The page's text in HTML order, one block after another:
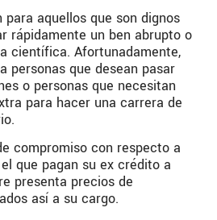
para aquellos que son dignos
rápidamente un ben abrupto o
científica. Afortunadamente,
personas que desean pasar
o personas que necesitan
para hacer una carrera de
compromiso con respecto a
que pagan su ex crédito a
presenta precios de
así a su cargo.